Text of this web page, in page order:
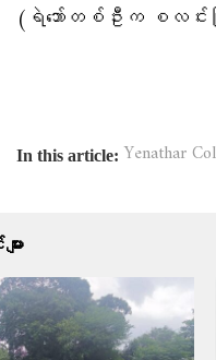
(ရဲဘော်တစ်ဦးက စလ
In this article: Yenathar
း